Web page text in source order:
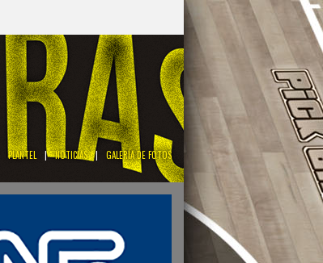
PLANTEL | NOTICIAS | GALERÍA DE FOTOS